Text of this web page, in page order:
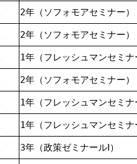
2年（ソフォモアセミナー）
2年（ソフォモアセミナー）
1年（フレッシュマンセミナ
2年（ソフォモアセミナー）
1年（フレッシュマンセミナ
1年（フレッシュマンセミナ
3年（政策ゼミナールⅠ）